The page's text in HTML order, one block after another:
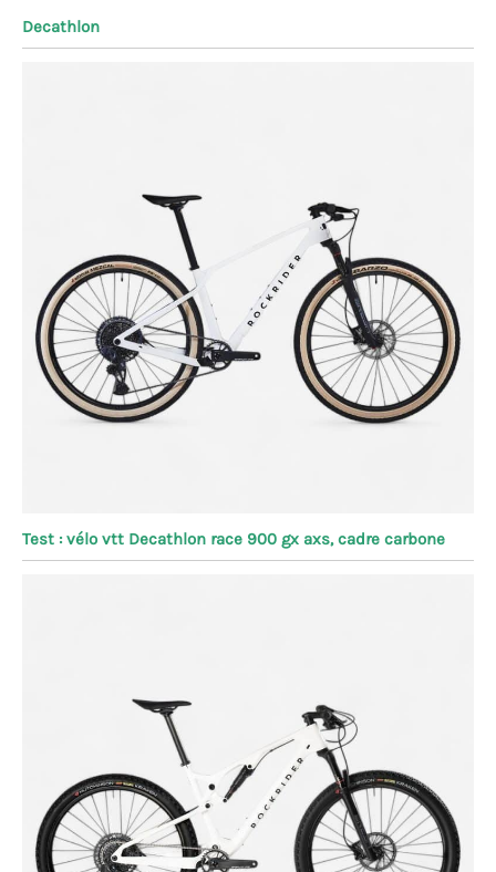
Decathlon
Test : vélo vtt Decathlon race 900 gx axs, cadre carbone